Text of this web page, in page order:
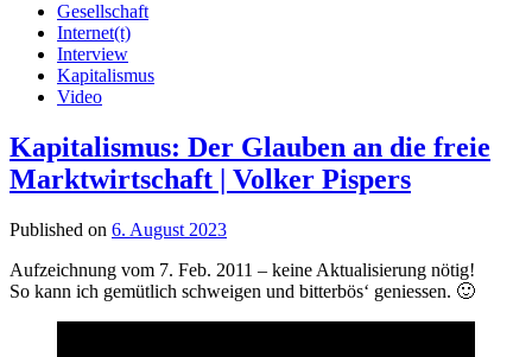
Gesellschaft
Internet(t)
Interview
Kapitalismus
Video
Kapitalismus: Der Glauben an die freie
Marktwirtschaft | Volker Pispers
Published on 6. August 2023
Aufzeichnung vom 7. Feb. 2011 – keine Aktualisierung nötig!
So kann ich gemütlich schweigen und bitterbös‘ geniessen. 🙂